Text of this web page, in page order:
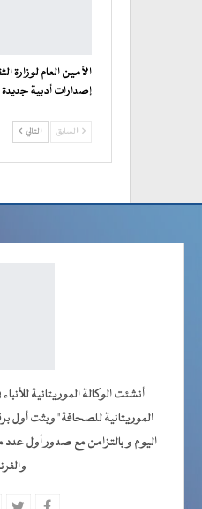
الأمين العام لوزارة
إصدارات أدبية
السابق التالي
الموريتانية للصحافة" وبثت أول
اليوم و بالتزامن مع صدور أول